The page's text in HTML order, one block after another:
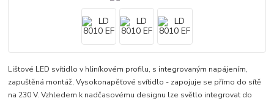
Lištové LED svítidlo v hliníkovém profilu, s integrovaným napájením,
zapuštěná montáž, Vysokonapěťové svítidlo - zapojuje se přímo do sítě
na 230 V. Vzhledem k nadčasovému designu lze světlo integrovat do